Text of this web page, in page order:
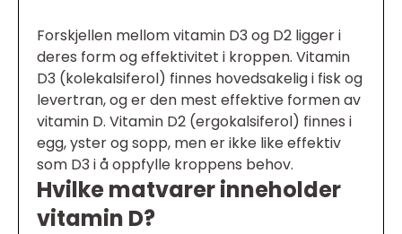
Forskjellen mellom vitamin D3 og D2 ligger i
deres form og effektivitet i kroppen. Vitamin
D3 (kolekalsiferol) finnes hovedsakelig i fisk og
levertran, og er den mest effektive formen av
vitamin D. Vitamin D2 (ergokalsiferol) finnes i
egg, yster og sopp, men er ikke like effektiv
som D3 i å oppfylle kroppens behov.
Hvilke matvarer inneholder
vitamin D?